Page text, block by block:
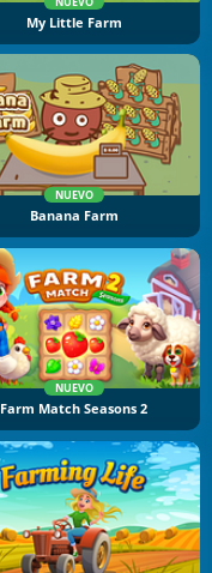
My Little Farm
NUEVO
Banana Farm
NUEVO
Farm Match Seasons 2